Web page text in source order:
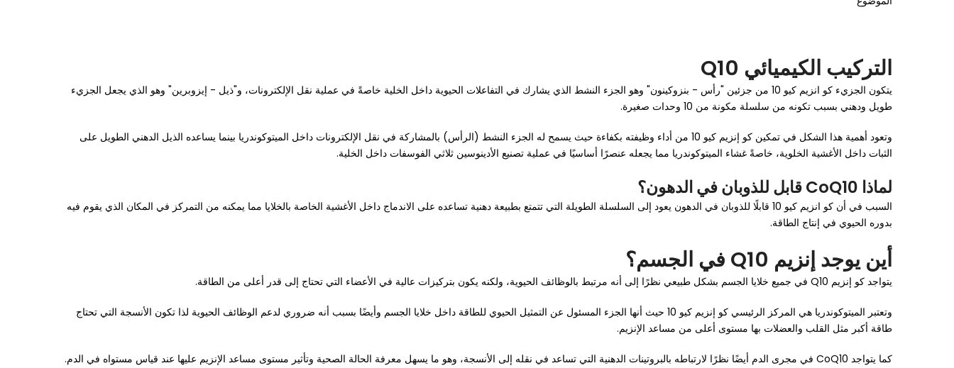
التركيب الكيميائي Q10
يتكون الجزيء كو انزيم كيو 10 من جزئين "رأس - بنزوكينون" وهو الجزء النشط الذي يشارك في التفاعلات الحيوية داخل الخلية خاصةً في عملية نقل الإلكترونات، و"ذيل - إيزوبرين" وهو الذي يجعل الجزيء
طويل ودهني بسبب تكونه من سلسلة مكونة من 10 وحدات صغيرة.
وتعود أهمية هذا الشكل في تمكين كو إنزيم كيو 10 من أداء وظيفته بكفاءة حيث يسمح له الجزء النشط (الرأس) بالمشاركة في نقل الإلكترونات داخل الميتوكوندريا بينما يساعده الذيل الدهني الطويل على
الثبات داخل الأغشية الخلوية، خاصةً غشاء الميتوكوندريا مما يجعله عنصرًا أساسيًا في عملية تصنيع الأدينوسين ثلاثي الفوسفات داخل الخلية.
لماذا CoQ10 قابل للذوبان في الدهون؟
السبب في أن كو انزيم كيو 10 قابلًا للذوبان في الدهون يعود إلى السلسلة الطويلة التي تتمتع بطبيعة دهنية تساعده على الاندماج داخل الأغشية الخاصة بالخلايا مما يمكنه من التمركز في المكان الذي يقوم فيه
بدوره الحيوي في إنتاج الطاقة.
أين يوجد إنزيم Q10 في الجسم؟
يتواجد كو إنزيم Q10 في جميع خلايا الجسم بشكل طبيعي نظرًا إلى أنه مرتبط بالوظائف الحيوية، ولكنه يكون بتركيزات عالية في الأعضاء التي تحتاج إلى قدر أعلى من الطاقة.
وتعتبر الميتوكوندريا هي المركز الرئيسي كو إنزيم كيو 10 حيث أنها الجزء المسئول عن التمثيل الحيوي للطاقة داخل خلايا الجسم وأيضًا بسبب أنه ضروري لدعم الوظائف الحيوية لذا تكون الأنسجة التي تحتاج
طاقة أكبر مثل القلب والعضلات بها مستوى أعلى من مساعد الإنزيم.
كما يتواجد CoQ10 في مجرى الدم أيضًا نظرًا لارتباطه بالبروتينات الدهنية التي تساعد في نقله إلى الأنسجة، وهو ما يسهل معرفة الحالة الصحية وتأثير مستوى مساعد الإنزيم عليها عند قياس مستواه في الدم.